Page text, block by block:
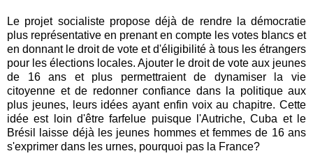
Le projet socialiste propose déjà de rendre la démocratie
plus représentative en prenant en compte les votes blancs et
en donnant le droit de vote et d'éligibilité à tous les étrangers
pour les élections locales. Ajouter le droit de vote aux jeunes
de 16 ans et plus permettraient de dynamiser la vie
citoyenne et de redonner confiance dans la politique aux
plus jeunes, leurs idées ayant enfin voix au chapitre. Cette
idée est loin d'être farfelue puisque l'Autriche, Cuba et le
Brésil laisse déjà les jeunes hommes et femmes de 16 ans
s'exprimer dans les urnes, pourquoi pas la France?